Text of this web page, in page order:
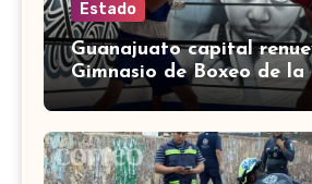
Estado
Guanajuato capital
Gimnasio de Boxeo de
Torres Landa